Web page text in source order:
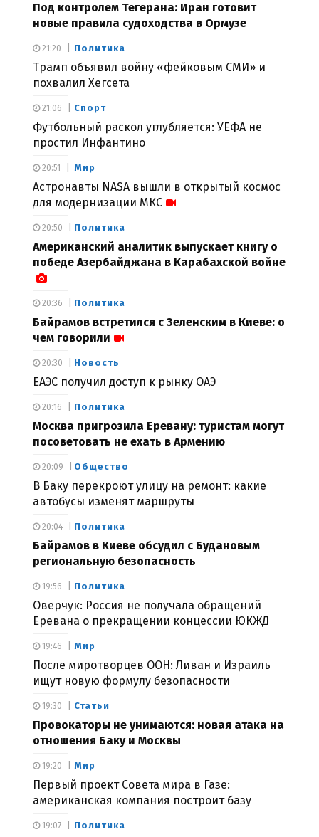
Под контролем Тегерана: Иран готовит
новые правила судоходства в Ормузе
Политика
Трамп объявил войну «фейковым СМИ» и
похвалил Хегсета
21:20
Спорт
Футбольный раскол углубляется: УЕФА не
простил Инфантино
21:06
Мир
Астронавты NASA вышли в открытый космос
для модернизации МКС
20:51
Политика
Американский аналитик выпускает книгу о
победе Азербайджана в Карабахской войне
20:50
Политика
Байрамов встретился с Зеленским в Киеве: о
чем говорили
20:36
Новость
ЕАЭС получил доступ к рынку ОАЭ
20:30
Политика
Москва пригрозила Еревану: туристам могут
посоветовать не ехать в Армению
20:16
Общество
В Баку перекроют улицу на ремонт: какие
автобусы изменят маршруты
20:09
Политика
Байрамов в Киеве обсудил с Будановым
региональную безопасность
20:04
Политика
Оверчук: Россия не получала обращений
Еревана о прекращении концессии ЮКЖД
19:56
Мир
После миротворцев ООН: Ливан и Израиль
ищут новую формулу безопасности
19:46
Статьи
Провокаторы не унимаются: новая атака на
отношения Баку и Москвы
19:30
Мир
Первый проект Совета мира в Газе:
американская компания построит базу
19:20
Политика
19:07